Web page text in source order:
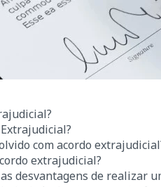
com acordo
extrajudicial?
desvantagens de realizar